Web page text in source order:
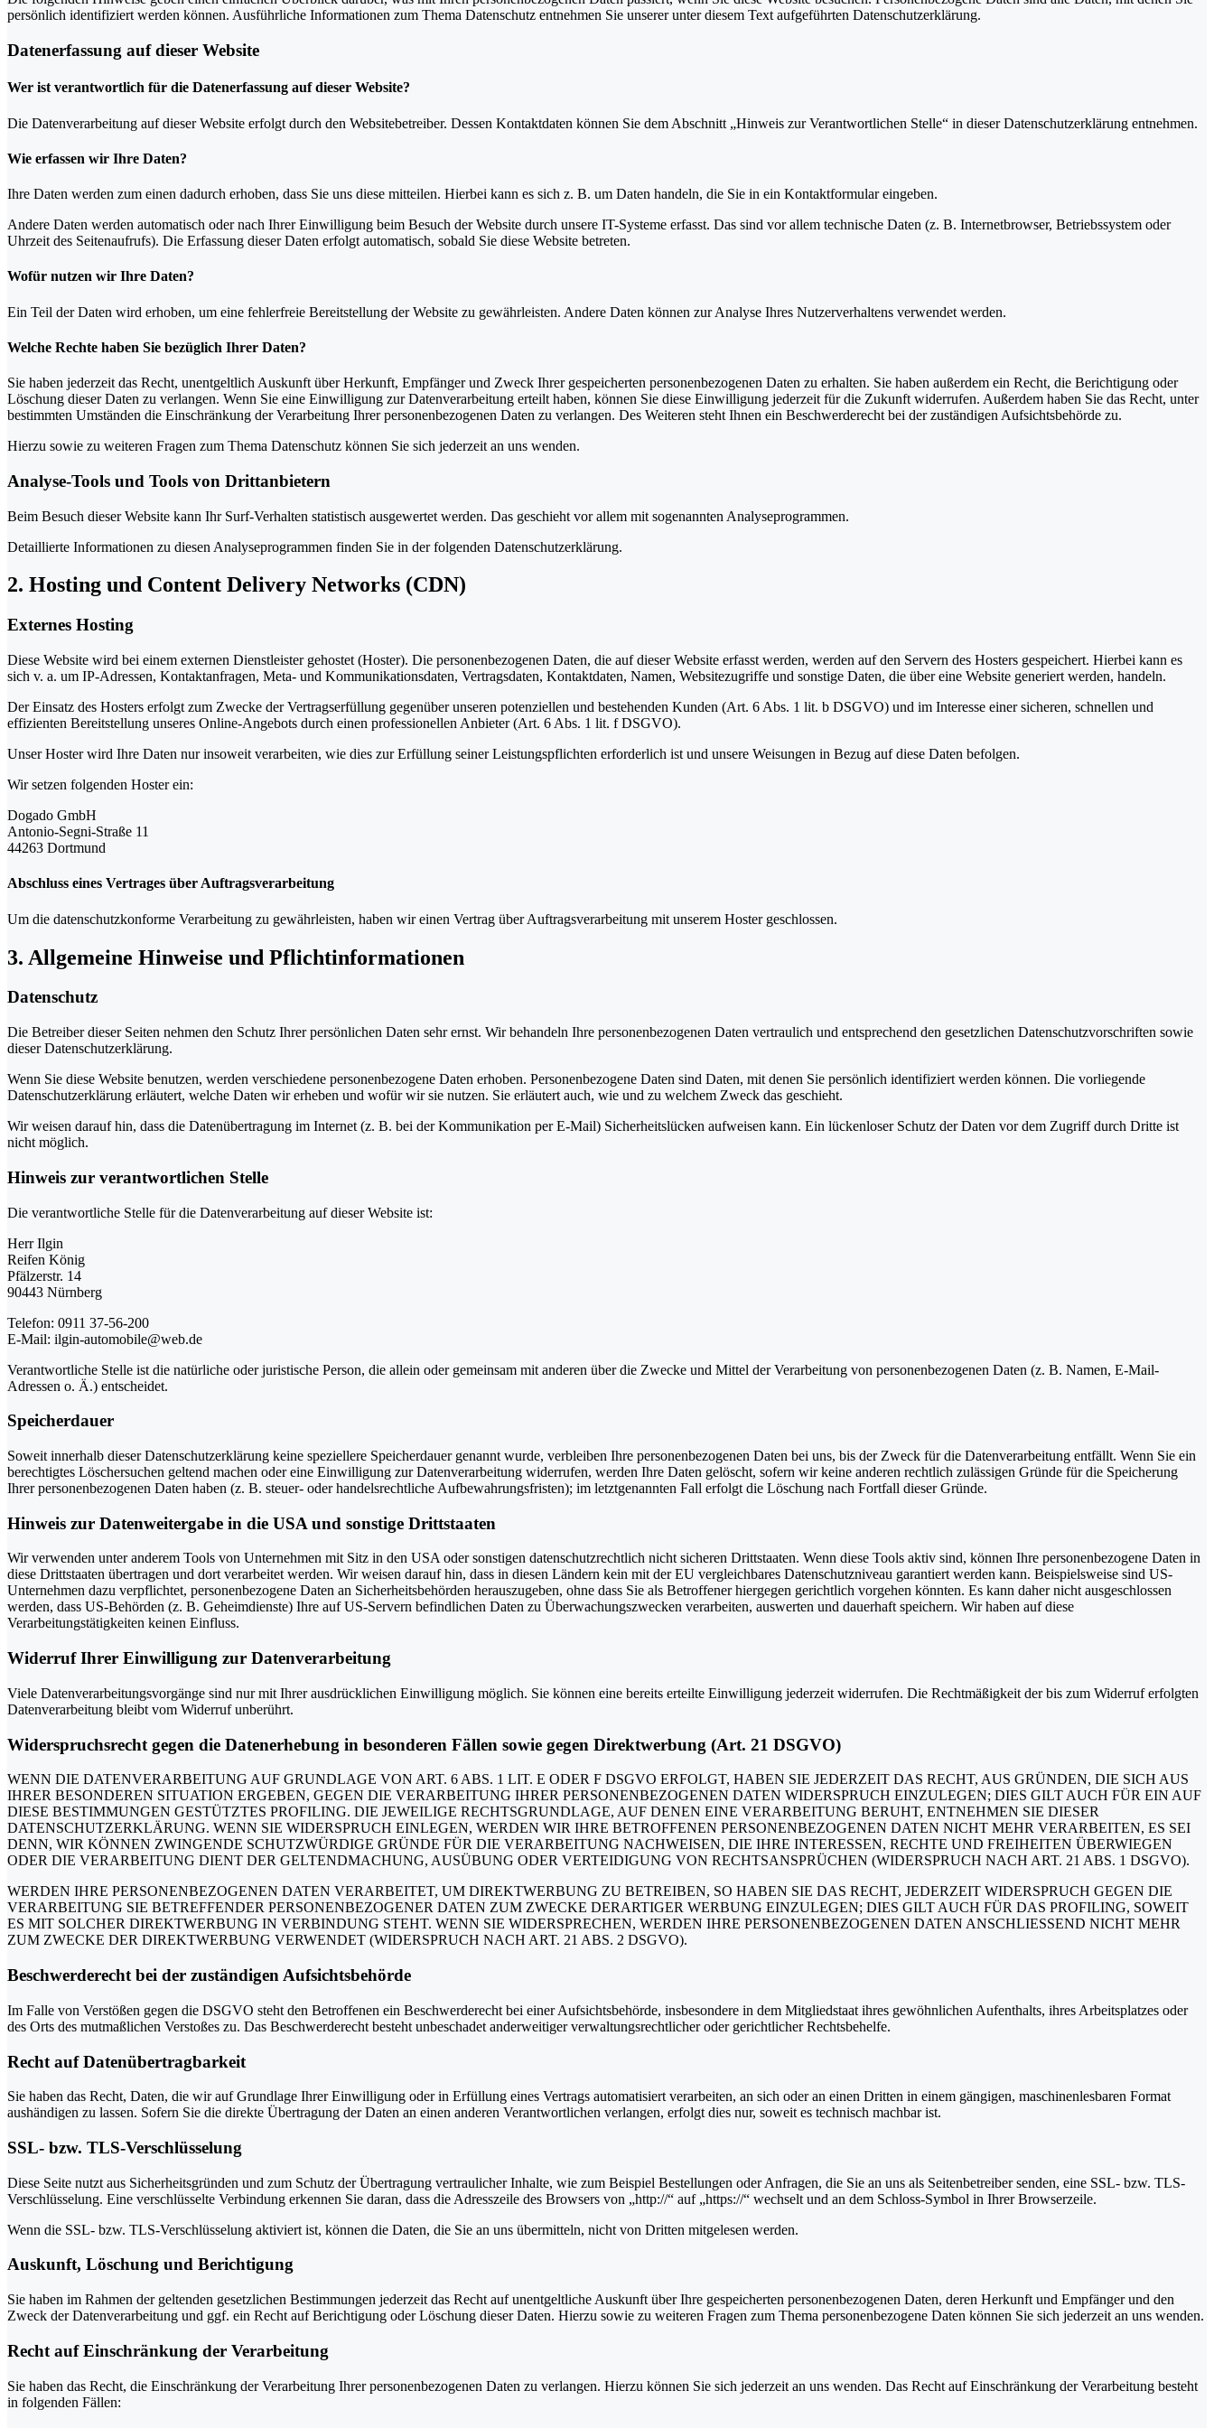
persönlich identifiziert werden können. Ausführliche Informationen zum Thema Datenschutz entnehmen Sie unserer unter diesem Text aufgeführten Datenschutzerklärung.
Datenerfassung auf dieser Website
Wer ist verantwortlich für die Datenerfassung auf dieser Website?
Die Datenverarbeitung auf dieser Website erfolgt durch den Websitebetreiber. Dessen Kontaktdaten können Sie dem Abschnitt „Hinweis zur Verantwortlichen Stelle“ in dieser Datenschutzerklärung entnehmen.
Wie erfassen wir Ihre Daten?
Ihre Daten werden zum einen dadurch erhoben, dass Sie uns diese mitteilen. Hierbei kann es sich z. B. um Daten handeln, die Sie in ein Kontaktformular eingeben.
Andere Daten werden automatisch oder nach Ihrer Einwilligung beim Besuch der Website durch unsere IT-Systeme erfasst. Das sind vor allem technische Daten (z. B. Internetbrowser, Betriebssystem oder
Uhrzeit des Seitenaufrufs). Die Erfassung dieser Daten erfolgt automatisch, sobald Sie diese Website betreten.
Wofür nutzen wir Ihre Daten?
Ein Teil der Daten wird erhoben, um eine fehlerfreie Bereitstellung der Website zu gewährleisten. Andere Daten können zur Analyse Ihres Nutzerverhaltens verwendet werden.
Welche Rechte haben Sie bezüglich Ihrer Daten?
Sie haben jederzeit das Recht, unentgeltlich Auskunft über Herkunft, Empfänger und Zweck Ihrer gespeicherten personenbezogenen Daten zu erhalten. Sie haben außerdem ein Recht, die Berichtigung oder
Löschung dieser Daten zu verlangen. Wenn Sie eine Einwilligung zur Datenverarbeitung erteilt haben, können Sie diese Einwilligung jederzeit für die Zukunft widerrufen. Außerdem haben Sie das Recht, unter
bestimmten Umständen die Einschränkung der Verarbeitung Ihrer personenbezogenen Daten zu verlangen. Des Weiteren steht Ihnen ein Beschwerderecht bei der zuständigen Aufsichtsbehörde zu.
Hierzu sowie zu weiteren Fragen zum Thema Datenschutz können Sie sich jederzeit an uns wenden.
Analyse-Tools und Tools von Dritt­anbietern
Beim Besuch dieser Website kann Ihr Surf-Verhalten statistisch ausgewertet werden. Das geschieht vor allem mit sogenannten Analyseprogrammen.
Detaillierte Informationen zu diesen Analyseprogrammen finden Sie in der folgenden Datenschutzerklärung.
2. Hosting und Content Delivery Networks (CDN)
Externes Hosting
Diese Website wird bei einem externen Dienstleister gehostet (Hoster). Die personenbezogenen Daten, die auf dieser Website erfasst werden, werden auf den Servern des Hosters gespeichert. Hierbei kann es
sich v. a. um IP-Adressen, Kontaktanfragen, Meta- und Kommunikationsdaten, Vertragsdaten, Kontaktdaten, Namen, Websitezugriffe und sonstige Daten, die über eine Website generiert werden, handeln.
Der Einsatz des Hosters erfolgt zum Zwecke der Vertragserfüllung gegenüber unseren potenziellen und bestehenden Kunden (Art. 6 Abs. 1 lit. b DSGVO) und im Interesse einer sicheren, schnellen und
effizienten Bereitstellung unseres Online-Angebots durch einen professionellen Anbieter (Art. 6 Abs. 1 lit. f DSGVO).
Unser Hoster wird Ihre Daten nur insoweit verarbeiten, wie dies zur Erfüllung seiner Leistungspflichten erforderlich ist und unsere Weisungen in Bezug auf diese Daten befolgen.
Wir setzen folgenden Hoster ein:
Dogado GmbH
Antonio-Segni-Straße 11
44263 Dortmund
Abschluss eines Vertrages über Auftragsverarbeitung
Um die datenschutzkonforme Verarbeitung zu gewährleisten, haben wir einen Vertrag über Auftragsverarbeitung mit unserem Hoster geschlossen.
3. Allgemeine Hinweise und Pflicht­informationen
Datenschutz
Die Betreiber dieser Seiten nehmen den Schutz Ihrer persönlichen Daten sehr ernst. Wir behandeln Ihre personenbezogenen Daten vertraulich und entsprechend den gesetzlichen Datenschutzvorschriften sowie
dieser Datenschutzerklärung.
Wenn Sie diese Website benutzen, werden verschiedene personenbezogene Daten erhoben. Personenbezogene Daten sind Daten, mit denen Sie persönlich identifiziert werden können. Die vorliegende
Datenschutzerklärung erläutert, welche Daten wir erheben und wofür wir sie nutzen. Sie erläutert auch, wie und zu welchem Zweck das geschieht.
Wir weisen darauf hin, dass die Datenübertragung im Internet (z. B. bei der Kommunikation per E-Mail) Sicherheitslücken aufweisen kann. Ein lückenloser Schutz der Daten vor dem Zugriff durch Dritte ist
nicht möglich.
Hinweis zur verantwortlichen Stelle
Die verantwortliche Stelle für die Datenverarbeitung auf dieser Website ist:
Herr Ilgin
Reifen König
Pfälzerstr. 14
90443 Nürnberg
Telefon: 0911 37-56-200
E-Mail: ilgin-automobile@web.de
Verantwortliche Stelle ist die natürliche oder juristische Person, die allein oder gemeinsam mit anderen über die Zwecke und Mittel der Verarbeitung von personenbezogenen Daten (z. B. Namen, E-Mail-
Adressen o. Ä.) entscheidet.
Speicherdauer
Soweit innerhalb dieser Datenschutzerklärung keine speziellere Speicherdauer genannt wurde, verbleiben Ihre personenbezogenen Daten bei uns, bis der Zweck für die Datenverarbeitung entfällt. Wenn Sie ein
berechtigtes Löschersuchen geltend machen oder eine Einwilligung zur Datenverarbeitung widerrufen, werden Ihre Daten gelöscht, sofern wir keine anderen rechtlich zulässigen Gründe für die Speicherung
Ihrer personenbezogenen Daten haben (z. B. steuer- oder handelsrechtliche Aufbewahrungsfristen); im letztgenannten Fall erfolgt die Löschung nach Fortfall dieser Gründe.
Hinweis zur Datenweitergabe in die USA und sonstige Drittstaaten
Wir verwenden unter anderem Tools von Unternehmen mit Sitz in den USA oder sonstigen datenschutzrechtlich nicht sicheren Drittstaaten. Wenn diese Tools aktiv sind, können Ihre personenbezogene Daten in
diese Drittstaaten übertragen und dort verarbeitet werden. Wir weisen darauf hin, dass in diesen Ländern kein mit der EU vergleichbares Datenschutzniveau garantiert werden kann. Beispielsweise sind US-
Unternehmen dazu verpflichtet, personenbezogene Daten an Sicherheitsbehörden herauszugeben, ohne dass Sie als Betroffener hiergegen gerichtlich vorgehen könnten. Es kann daher nicht ausgeschlossen
werden, dass US-Behörden (z. B. Geheimdienste) Ihre auf US-Servern befindlichen Daten zu Überwachungszwecken verarbeiten, auswerten und dauerhaft speichern. Wir haben auf diese
Verarbeitungstätigkeiten keinen Einfluss.
Widerruf Ihrer Einwilligung zur Datenverarbeitung
Viele Datenverarbeitungsvorgänge sind nur mit Ihrer ausdrücklichen Einwilligung möglich. Sie können eine bereits erteilte Einwilligung jederzeit widerrufen. Die Rechtmäßigkeit der bis zum Widerruf erfolgten
Datenverarbeitung bleibt vom Widerruf unberührt.
Widerspruchsrecht gegen die Datenerhebung in besonderen Fällen sowie gegen Direktwerbung (Art. 21 DSGVO)
WENN DIE DATENVERARBEITUNG AUF GRUNDLAGE VON ART. 6 ABS. 1 LIT. E ODER F DSGVO ERFOLGT, HABEN SIE JEDERZEIT DAS RECHT, AUS GRÜNDEN, DIE SICH AUS
IHRER BESONDEREN SITUATION ERGEBEN, GEGEN DIE VERARBEITUNG IHRER PERSONENBEZOGENEN DATEN WIDERSPRUCH EINZULEGEN; DIES GILT AUCH FÜR EIN AUF
DIESE BESTIMMUNGEN GESTÜTZTES PROFILING. DIE JEWEILIGE RECHTSGRUNDLAGE, AUF DENEN EINE VERARBEITUNG BERUHT, ENTNEHMEN SIE DIESER
DATENSCHUTZERKLÄRUNG. WENN SIE WIDERSPRUCH EINLEGEN, WERDEN WIR IHRE BETROFFENEN PERSONENBEZOGENEN DATEN NICHT MEHR VERARBEITEN, ES SEI
DENN, WIR KÖNNEN ZWINGENDE SCHUTZWÜRDIGE GRÜNDE FÜR DIE VERARBEITUNG NACHWEISEN, DIE IHRE INTERESSEN, RECHTE UND FREIHEITEN ÜBERWIEGEN
ODER DIE VERARBEITUNG DIENT DER GELTENDMACHUNG, AUSÜBUNG ODER VERTEIDIGUNG VON RECHTSANSPRÜCHEN (WIDERSPRUCH NACH ART. 21 ABS. 1 DSGVO).
WERDEN IHRE PERSONENBEZOGENEN DATEN VERARBEITET, UM DIREKTWERBUNG ZU BETREIBEN, SO HABEN SIE DAS RECHT, JEDERZEIT WIDERSPRUCH GEGEN DIE
VERARBEITUNG SIE BETREFFENDER PERSONENBEZOGENER DATEN ZUM ZWECKE DERARTIGER WERBUNG EINZULEGEN; DIES GILT AUCH FÜR DAS PROFILING, SOWEIT
ES MIT SOLCHER DIREKTWERBUNG IN VERBINDUNG STEHT. WENN SIE WIDERSPRECHEN, WERDEN IHRE PERSONENBEZOGENEN DATEN ANSCHLIESSEND NICHT MEHR
ZUM ZWECKE DER DIREKTWERBUNG VERWENDET (WIDERSPRUCH NACH ART. 21 ABS. 2 DSGVO).
Beschwerde­recht bei der zuständigen Aufsichts­behörde
Im Falle von Verstößen gegen die DSGVO steht den Betroffenen ein Beschwerderecht bei einer Aufsichtsbehörde, insbesondere in dem Mitgliedstaat ihres gewöhnlichen Aufenthalts, ihres Arbeitsplatzes oder
des Orts des mutmaßlichen Verstoßes zu. Das Beschwerderecht besteht unbeschadet anderweitiger verwaltungsrechtlicher oder gerichtlicher Rechtsbehelfe.
Recht auf Daten­übertrag­barkeit
Sie haben das Recht, Daten, die wir auf Grundlage Ihrer Einwilligung oder in Erfüllung eines Vertrags automatisiert verarbeiten, an sich oder an einen Dritten in einem gängigen, maschinenlesbaren Format
aushändigen zu lassen. Sofern Sie die direkte Übertragung der Daten an einen anderen Verantwortlichen verlangen, erfolgt dies nur, soweit es technisch machbar ist.
SSL- bzw. TLS-Verschlüsselung
Diese Seite nutzt aus Sicherheitsgründen und zum Schutz der Übertragung vertraulicher Inhalte, wie zum Beispiel Bestellungen oder Anfragen, die Sie an uns als Seitenbetreiber senden, eine SSL- bzw. TLS-
Verschlüsselung. Eine verschlüsselte Verbindung erkennen Sie daran, dass die Adresszeile des Browsers von „http://“ auf „https://“ wechselt und an dem Schloss-Symbol in Ihrer Browserzeile.
Wenn die SSL- bzw. TLS-Verschlüsselung aktiviert ist, können die Daten, die Sie an uns übermitteln, nicht von Dritten mitgelesen werden.
Auskunft, Löschung und Berichtigung
Sie haben im Rahmen der geltenden gesetzlichen Bestimmungen jederzeit das Recht auf unentgeltliche Auskunft über Ihre gespeicherten personenbezogenen Daten, deren Herkunft und Empfänger und den
Zweck der Datenverarbeitung und ggf. ein Recht auf Berichtigung oder Löschung dieser Daten. Hierzu sowie zu weiteren Fragen zum Thema personenbezogene Daten können Sie sich jederzeit an uns wenden.
Recht auf Einschränkung der Verarbeitung
Sie haben das Recht, die Einschränkung der Verarbeitung Ihrer personenbezogenen Daten zu verlangen. Hierzu können Sie sich jederzeit an uns wenden. Das Recht auf Einschränkung der Verarbeitung besteht
in folgenden Fällen: